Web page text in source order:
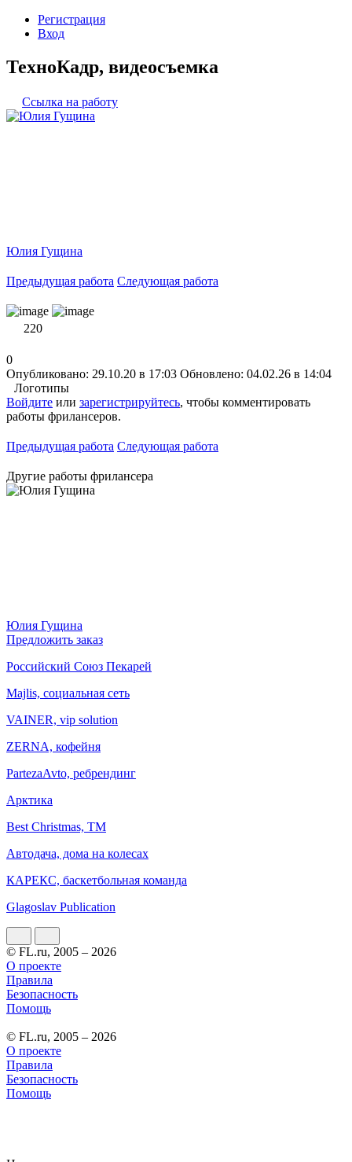
Регистрация
Вход
ТехноКадр, видеосъемка
Ссылка на работу
Юлия Гущина
Предыдущая работа Следующая работа
220
0
Опубликовано: 29.10.20 в 17:03 Обновлено: 04.02.26 в 14:04
Логотипы
Войдите или зарегистрируйтесь, чтобы комментировать
работы фрилансеров.
Предыдущая работа Следующая работа
Другие работы фрилансера
Юлия Гущина
Предложить заказ
Российский Союз Пекарей
Majlis, социальная сеть
VAINER, vip solution
ZERNA, кофейня
PartezaAvto, ребрендинг
Арктика
Best Christmas, ТМ
Aвтодача, дома на колесах
КАРЕКС, баскетбольная команда
Glagoslav Publication
© FL.ru, 2005 – 2026
О проекте
Правила
Безопасность
Помощь
© FL.ru, 2005 – 2026
О проекте
Правила
Безопасность
Помощь